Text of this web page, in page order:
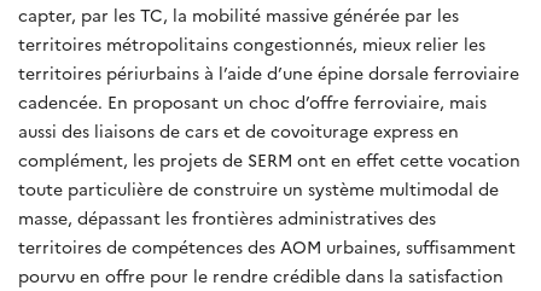
capter, par les TC, la mobilité massive générée par les
territoires métropolitains congestionnés, mieux relier les
territoires périurbains à l’aide d’une épine dorsale ferroviaire
cadencée. En proposant un choc d’offre ferroviaire, mais
aussi des liaisons de cars et de covoiturage express en
complément, les projets de SERM ont en effet cette vocation
toute particulière de construire un système multimodal de
masse, dépassant les frontières administratives des
territoires de compétences des AOM urbaines, suffisamment
pourvu en offre pour le rendre crédible dans la satisfaction